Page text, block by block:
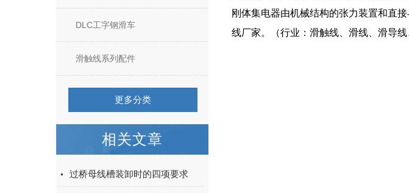
DLC工字钢滑车
滑触线系列配件
更多分类
相关文章
过桥母线槽装卸时的四项要求
刚体集电器由机械结构的张力装置和直
线厂家。（行业： 滑触线 、滑线、滑导